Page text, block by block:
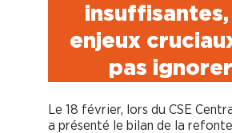
enjeux
pas
Le 18 février, lors du CSE
a présenté le bilan de la